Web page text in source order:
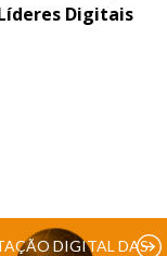
Digitais
DIGITAL DAS